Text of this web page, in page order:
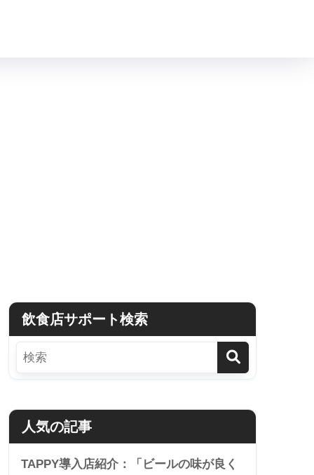
飲食店サポート検索
人気の記事
TAPPY導入店紹介：「ビールの味が良く